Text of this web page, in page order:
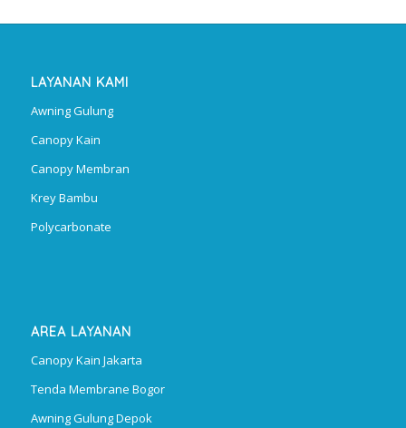
LAYANAN KAMI
Awning Gulung
Canopy Kain
Canopy Membran
Krey Bambu
Polycarbonate
AREA LAYANAN
Canopy Kain Jakarta
Tenda Membrane Bogor
Awning Gulung Depok